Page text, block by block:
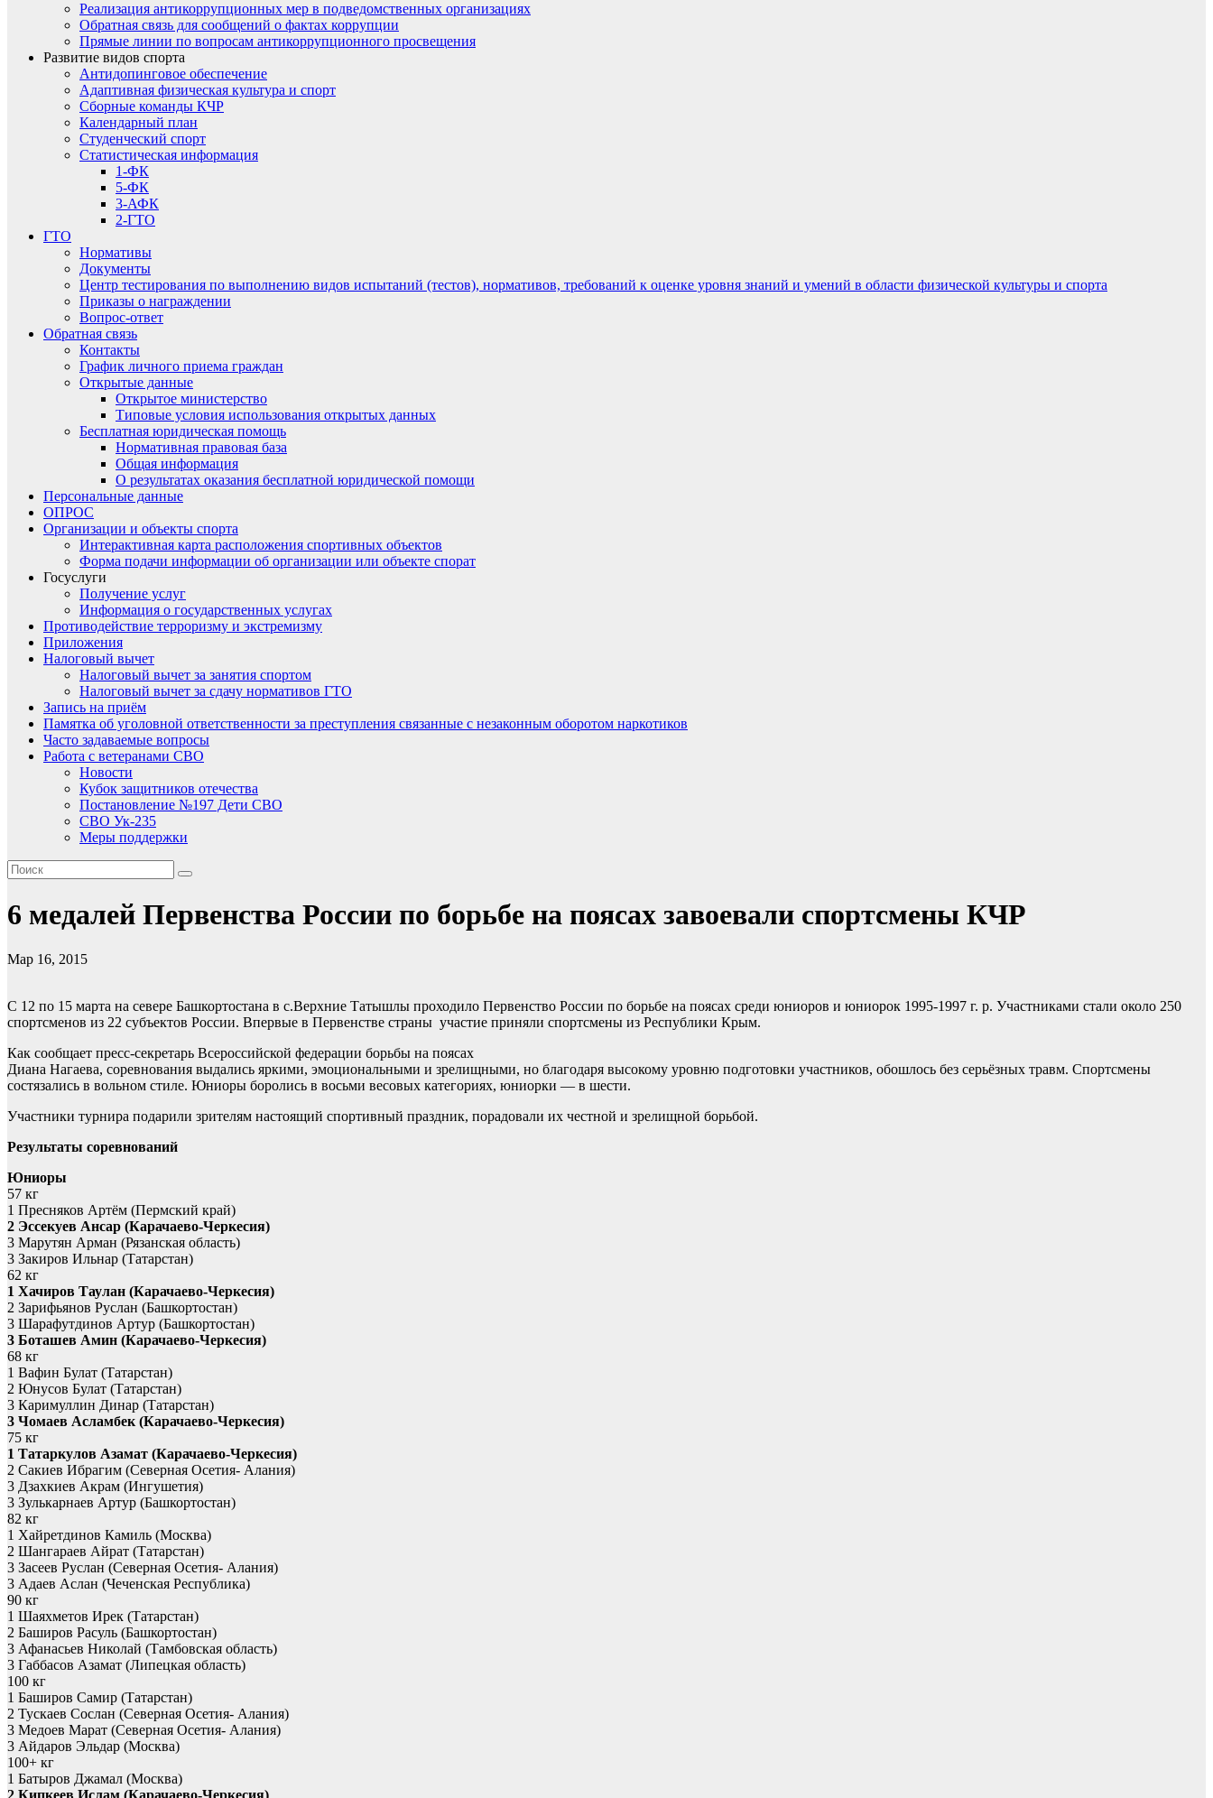
Реализация антикоррупционных мер в подведомственных организациях
Обратная связь для сообщений о фактах коррупции
Прямые линии по вопросам антикоррупционного просвещения
Развитие видов спорта
Антидопинговое обеспечение
Адаптивная физическая культура и спорт
Сборные команды КЧР
Календарный план
Студенческий спорт
Статистическая информация
1-ФК
5-ФК
3-АФК
2-ГТО
ГТО
Нормативы
Документы
Центр тестирования по выполнению видов испытаний (тестов), нормативов, требований к оценке уровня знаний и умений в области физической культуры и спорта
Приказы о награждении
Вопрос-ответ
Обратная связь
Контакты
График личного приема граждан
Открытые данные
Открытое министерство
Типовые условия использования открытых данных
Бесплатная юридическая помощь
Нормативная правовая база
Общая информация
О результатах оказания бесплатной юридической помощи
Персональные данные
ОПРОС
Организации и объекты спорта
Интерактивная карта расположения спортивных объектов
Форма подачи информации об организации или объекте спорат
Госуслуги
Получение услуг
Информация о государственных услугах
Противодействие терроризму и экстремизму
Приложения
Налоговый вычет
Налоговый вычет за занятия спортом
Налоговый вычет за сдачу нормативов ГТО
Запись на приём
Памятка об уголовной ответственности за преступления связанные с незаконным оборотом наркотиков
Часто задаваемые вопросы
Работа с ветеранами СВО
Новости
Кубок защитников отечества
Постановление №197 Дети СВО
СВО Ук-235
Меры поддержки
6 медалей Первенства России по борьбе на поясах завоевали спортсмены КЧР
Мар 16, 2015
С 12 по 15 марта на севере Башкортостана в с.Верхние Татышлы проходило Первенство России по борьбе на поясах среди юниоров и юниорок 1995-1997 г. р. Участниками стали около 250
спортсменов из 22 субъектов России. Впервые в Первенстве страны участие приняли спортсмены из Республики Крым.
Как сообщает пресс-секретарь Всероссийской федерации борьбы на поясах
Диана Нагаева, соревнования выдались яркими, эмоциональными и зрелищными, но благодаря высокому уровню подготовки участников, обошлось без серьёзных травм. Спортсмены
состязались в вольном стиле. Юниоры боролись в восьми весовых категориях, юниорки — в шести.
Участники турнира подарили зрителям настоящий спортивный праздник, порадовали их честной и зрелищной борьбой.
Результаты соревнований
Юниоры
57 кг
1 Пресняков Артём (Пермский край)
2 Эссекуев Ансар (Карачаево-Черкесия)
3 Марутян Арман (Рязанская область)
3 Закиров Ильнар (Татарстан)
62 кг
1 Хачиров Таулан (Карачаево-Черкесия)
2 Зарифьянов Руслан (Башкортостан)
3 Шарафутдинов Артур (Башкортостан)
3 Боташев Амин (Карачаево-Черкесия)
68 кг
1 Вафин Булат (Татарстан)
2 Юнусов Булат (Татарстан)
3 Каримуллин Динар (Татарстан)
3 Чомаев Асламбек (Карачаево-Черкесия)
75 кг
1 Татаркулов Азамат (Карачаево-Черкесия)
2 Сакиев Ибрагим (Северная Осетия- Алания)
3 Дзахкиев Акрам (Ингушетия)
3 Зулькарнаев Артур (Башкортостан)
82 кг
1 Хайретдинов Камиль (Москва)
2 Шангараев Айрат (Татарстан)
3 Засеев Руслан (Северная Осетия- Алания)
3 Адаев Аслан (Чеченская Республика)
90 кг
1 Шаяхметов Ирек (Татарстан)
2 Баширов Расуль (Башкортостан)
3 Афанасьев Николай (Тамбовская область)
3 Габбасов Азамат (Липецкая область)
100 кг
1 Баширов Самир (Татарстан)
2 Тускаев Сослан (Северная Осетия- Алания)
3 Медоев Марат (Северная Осетия- Алания)
3 Айдаров Эльдар (Москва)
100+ кг
1 Батыров Джамал (Москва)
2 Кипкеев Ислам (Карачаево-Черкесия)